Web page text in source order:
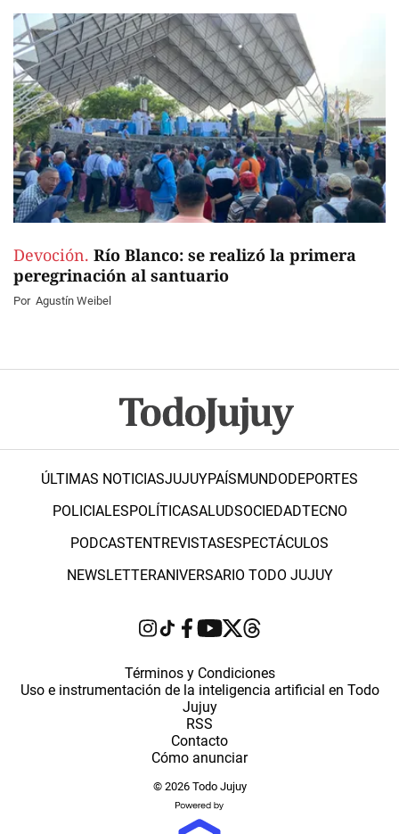
Devoción. Río Blanco: se realizó la primera
peregrinación al santuario
Por Agustín Weibel
ÚLTIMAS NOTICIASJUJUYPAÍSMUNDODEPORTES
POLICIALESPOLÍTICASALUDSOCIEDADTECNO
PODCASTENTREVISTASESPECTÁCULOS
NEWSLETTERANIVERSARIO TODO JUJUY
Términos y Condiciones
Uso e instrumentación de la inteligencia artificial en Todo
Jujuy
RSS
Contacto
Cómo anunciar
© 2026 Todo Jujuy